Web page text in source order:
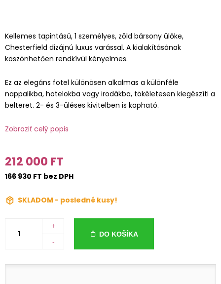
Kellemes tapintású, 1 személyes, zöld bársony ülőke,
Chesterfield dizájnú luxus varással. A kialakításának
köszönhetően rendkívül kényelmes.
Ez az elegáns fotel különösen alkalmas a különféle
nappalikba, hotelokba vagy irodákba, tökéletesen kiegészíti a
belteret. 2- és 3-üléses kivitelben is kapható.
Zobraziť celý popis
212 000 FT
166 930 FT bez DPH
SKLADOM - posledné kusy!
+
-
DO KOŠÍKA